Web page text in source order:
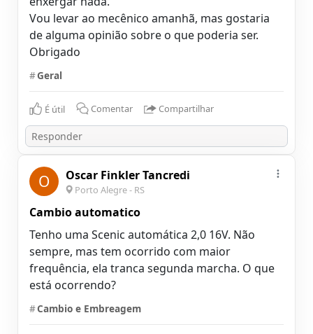
Vou levar ao mecênico amanhã, mas gostaria
de alguma opinião sobre o que poderia ser.
Obrigado
#Geral
É útil Comentar Compartilhar
O Oscar Finkler Tancredi
Porto Alegre - RS
Cambio automatico
Tenho uma Scenic automática 2,0 16V. Não
sempre, mas tem ocorrido com maior
frequência, ela tranca segunda marcha. O que
está ocorrendo?
#Cambio e Embreagem